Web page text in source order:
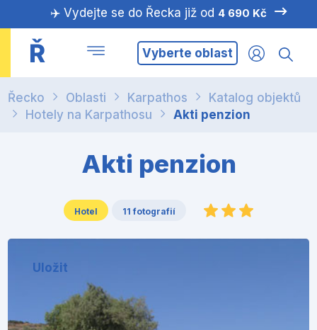
✈️ Vydejte se do Řecka již od 4 690 Kč
Ř Vyberte oblast
Řecko Oblasti Karpathos
Katalog objektů
Hotely na Karpathosu
Akti penzion
Akti penzion
Hotel 11 fotografií
Uložit